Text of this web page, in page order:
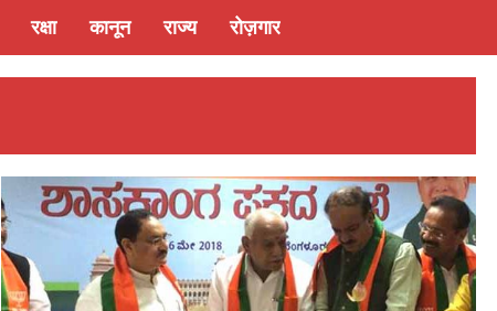
रक्षा कानून राज्य रोज़गार